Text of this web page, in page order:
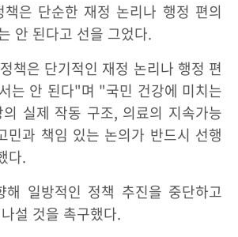
은 단순한 재정 논리나 행정 편의
안 된다고 선을 그었다.
책은 단기적인 재정 논리나 행정 편
는 안 된다"며 "국민 건강에 미치는
실제 작동 구조, 의료의 지속가능
민과 책임 있는 논의가 반드시 선행
다.
해 일방적인 정책 추진을 중단하고
설 것을 촉구했다.